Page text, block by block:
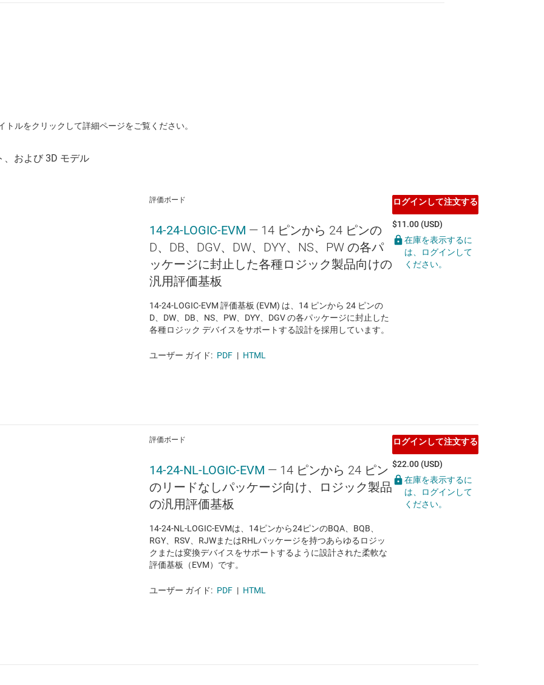
ルをクリックして詳細ページをご覧ください。
評価ボード
14-24-LOGIC-EVM — 14 ピンから 24 ピンの
D、DB、DGV、DW、DYY、NS、PW の各パ
ッケージに封止した各種ロジック製品向けの
汎用評価基板
14-24-LOGIC-EVM 評価基板 (EVM) は、14 ピンから 24 ピンの
D、DW、DB、NS、PW、DYY、DGV の各パッケージに封止した
各種ロジック デバイスをサポートする設計を採用しています。
ユーザー ガイド: PDF | HTML
ログインして注文する
$11.00 (USD)
在庫を表示するに
は、ログインして
ください。
評価ボード
14-24-NL-LOGIC-EVM — 14 ピンから 24 ピン
のリードなしパッケージ向け、ロジック製品
の汎用評価基板
14-24-NL-LOGIC-EVMは、14ピンから24ピンのBQA、BQB、
RGY、RSV、RJWまたはRHLパッケージを持つあらゆるロジッ
クまたは変換デバイスをサポートするように設計された柔軟な
評価基板（EVM）です。
ユーザー ガイド: PDF | HTML
ログインして注文する
$22.00 (USD)
在庫を表示するに
は、ログインして
ください。